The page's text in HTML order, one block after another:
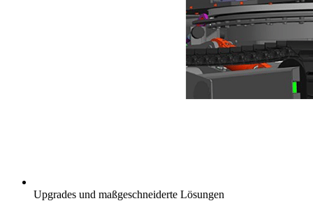
Upgrades und maßgeschneiderte Lösungen